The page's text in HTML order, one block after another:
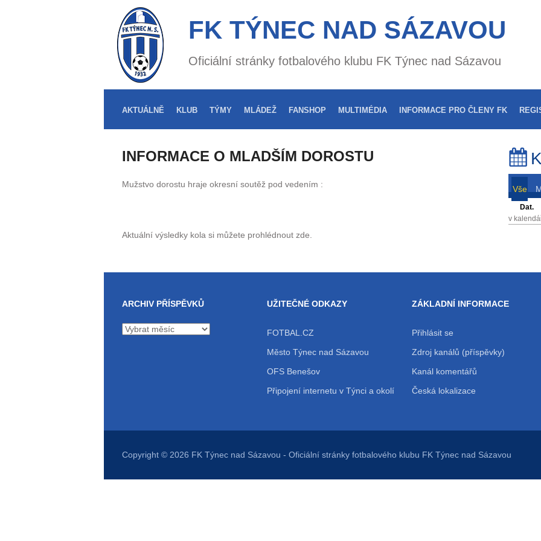
FK TÝNEC NAD SÁZAVOU
Oficiální stránky fotbalového klubu FK Týnec nad Sázavou
AKTUÁLNĚ KLUB TÝMY MLÁDEŽ FANSHOP MULTIMÉDIA INFORMACE PRO ČLENY FK
INFORMACE O MLADŠÍM DOROSTU
Mužstvo dorostu hraje okresní soutěž pod vedením :
Aktuální výsledky kola si můžete prohlédnout zde.
Vše
Dat.
v
ARCHIV PŘÍSPĚVKŮ
Archiv
UŽITEČNÉ ODKAZY
FOTBAL.CZ
Město Týnec nad Sázavou
OFS Benešov
Připojení internetu v Týnci a okolí
ZÁKLADNÍ INFORMACE
Přihlásit se
Zdroj kanálů (příspěvky)
Kanál komentářů
Česká lokalizace
Copyright © 2026 FK Týnec nad Sázavou - Oficiální stránky fotbalového klubu FK Týnec nad Sázavou